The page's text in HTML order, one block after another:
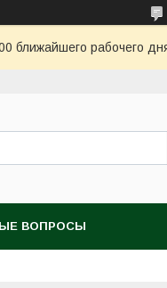
ближайшего рабочего
ВОПРОСЫ